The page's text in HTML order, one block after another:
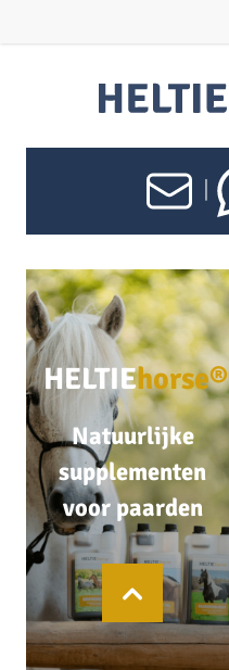
HELTIEhorse®
Natuurlijke
supplementen
voor paarden